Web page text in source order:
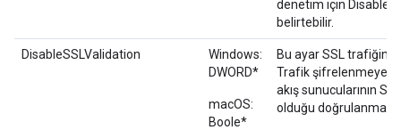
denetim için
belirtebilir.
DisableSSLValidation
Windows:
DWORD*
macOS:
Boole*
Bu ayar SSL trafiğini
Trafik şifrelenmeye
akış sunucularının
olduğu